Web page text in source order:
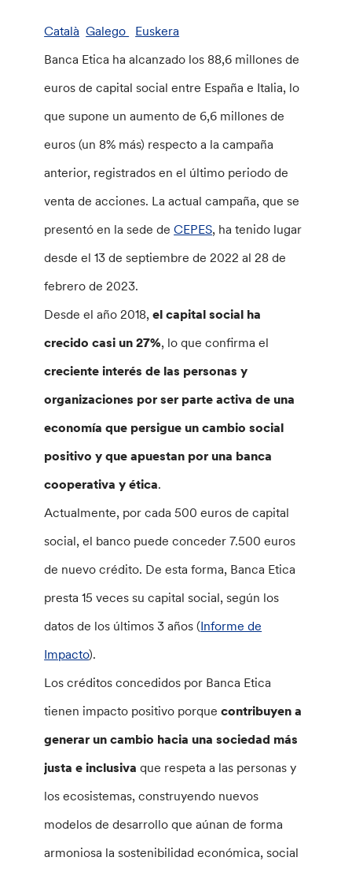
Català Galego
Euskera
Banca Etica ha alcanzado los 88,6 millones de
euros de capital social entre España e Italia, lo
que supone un aumento de 6,6 millones de
euros (un 8% más) respecto a la campaña
anterior, registrados en el último periodo de
venta de acciones. La actual campaña, que se
presentó en la sede deCEPES, ha tenido lugar
desde el 13 de septiembre de 2022 al 28 de
febrero de 2023.
Desde el año 2018,el capital social ha
crecido casi un 27%, lo que confirma el
creciente interés de las personas y
organizaciones por ser parte activa de una
economía que persigue un cambio social
positivo y que apuestan por una banca
cooperativa y ética.
Actualmente, por cada 500 euros de capital
social, el banco puede conceder 7.500 euros
de nuevo crédito. De esta forma, Banca Etica
presta 15 veces su capital social, según los
datos de los últimos 3 años (Informe de
Impacto).
Los créditos concedidos por Banca Etica
tienen impacto positivo porquecontribuyen a
generar un cambio hacia una sociedad más
justa e inclusiva que respeta a las personas y
los ecosistemas, construyendo nuevos
modelos de desarrollo que aúnan de forma
armoniosa la sostenibilidad económica, social